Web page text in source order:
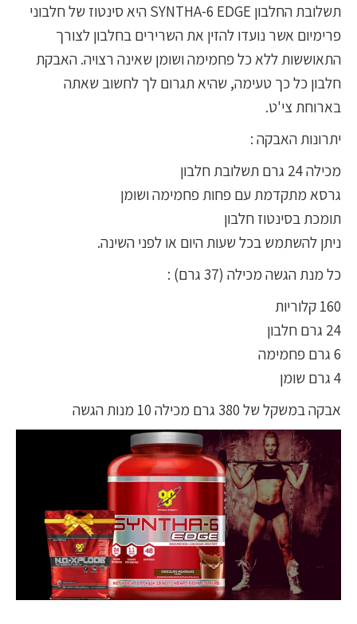
תשלובת החלבון SYNTHA-6 EDGE היא סינטוז של חלבוני
פרימיום אשר נועדו להזין את השרירים בחלבון לצורך
התאוששות ללא כל פחמימה ושומן שאינה רצויה. האבקת
חלבון כל כך טעימה, שהיא תגרום לך לחשוב שאתה
בארוחת צי'ט.
יתרונות האבקה :
מכילה 24 גרם תשלובת חלבון
גרסא מתקדמת עם פחות פחמימה ושומן
תומכת בסינטוז חלבון
ניתן להשתמש בכל שעות היום או לפני השינה.
כל מנת הגשה מכילה (37 גרם) :
160 קלוריות
24 גרם חלבון
6 גרם פחמימה
4 גרם שומן
אבקה במשקל של 380 גרם מכילה 10 מנות הגשה